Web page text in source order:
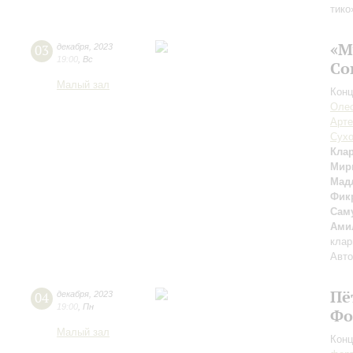
03 декабря 2023
19:00 Вс
Малый зал
04 декабря 2023
19:00 Пн
Малый зал